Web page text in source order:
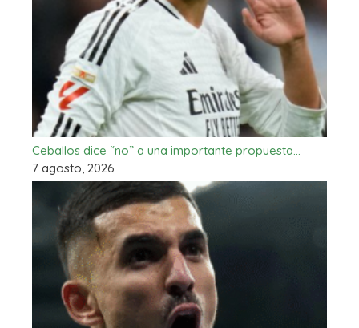
Ceballos dice “no” a una importante propuesta…
7 agosto, 2026